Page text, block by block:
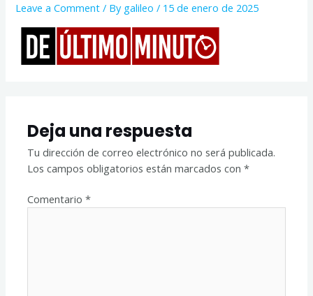
Leave a Comment / By galileo/ 15 de enero de 2025
Deja una respuesta
Tu dirección de correo electrónico no será publicada.
Los campos obligatorios están marcados con*
Comentario*